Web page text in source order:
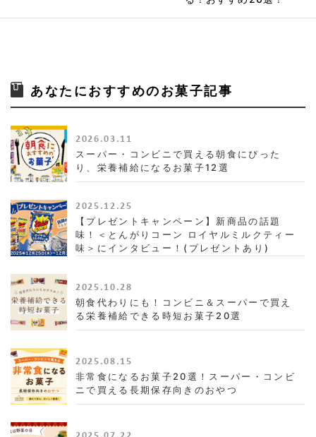
あなたにおすすめのお菓子記事
2026.03.11
スーパー・コンビニで買える朝食にぴった
り、栄養補給になるお菓子12選
2025.12.25
【プレゼントキャンペーン】新商品の話題
味！＜とんがりコーン ロイヤルミルクティー
味＞にインタビュー！(プレゼントあり)
2025.10.28
朝食代わりにも！コンビニ＆スーパーで買え
る栄養補給できる時短お菓子20選
2025.08.15
非常食になるお菓子20選！スーパー・コンビ
ニで買える長期保存向きのおやつ
2025.07.22